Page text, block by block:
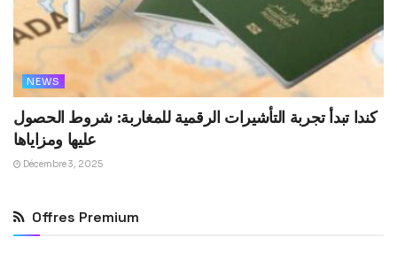
NEWS
كندا تبدأ تجربة التأشيرات الرقمية للمغاربة: شروط الحصول
عليها ومزاياها
Décembre 3, 2025
Offres Premium